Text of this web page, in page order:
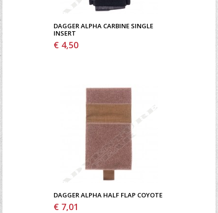
DAGGER ALPHA CARBINE SINGLE
INSERT
€ 4,50
DAGGER ALPHA HALF FLAP COYOTE
€ 7,01